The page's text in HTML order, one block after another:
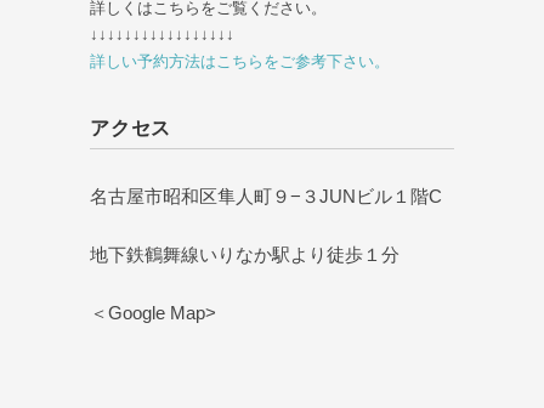
詳しくはこちらをご覧ください。
↓↓↓↓↓↓↓↓↓↓↓↓↓↓↓↓↓
詳しい予約方法はこちらをご参考下さい。
アクセス
名古屋市昭和区隼人町９−３JUNビル１階C
地下鉄鶴舞線いりなか駅より徒歩１分
＜Google Map>